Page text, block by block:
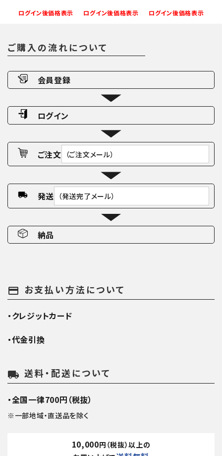
ログイン後価格表示 ログイン後価格表示 ログイン後価格表示
ご購入の流れについて
会員登録
ログイン
ご注文 （ご注文メール）
発送 （発送完了メール）
納品
payment お支払い方法について
・クレジットカード
・代金引換
local_shipping 送料・配送について
・全国一律700円（税抜）
※一部地域・直送品を除く
10,000円（税抜）以上の